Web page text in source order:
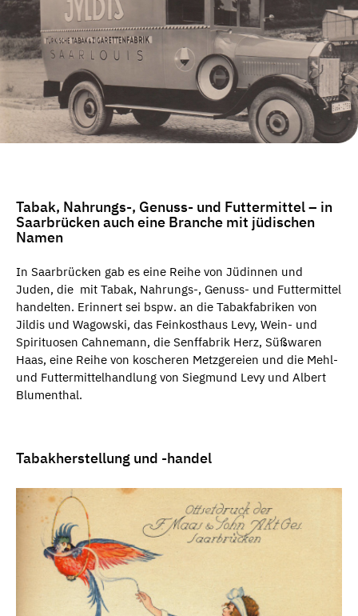
Tabak, Nahrungs-, Genuss- und Futtermittel – in
Saarbrücken auch eine Branche mit jüdischen
Namen
In Saarbrücken gab es eine Reihe von Jüdinnen und
Juden, die mit Tabak, Nahrungs-, Genuss- und Futtermittel
handelten. Erinnert sei bspw. an die Tabakfabriken von
Jildis und Wagowski, das Feinkosthaus Levy, Wein- und
Spirituosen Cahnemann, die Senffabrik Herz, Süßwaren
Haas, eine Reihe von koscheren Metzgereien und die Mehl-
und Futtermittelhandlung von Siegmund Levy und Albert
Blumenthal.
Tabakherstellung und -handel